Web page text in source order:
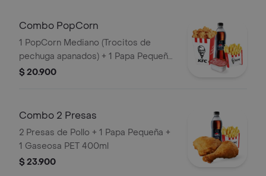
Combo PopCorn
1 PopCorn Mediano (Trocitos de
pechuga apanados) + 1 Papa Pequeña
+ 1 Gaseosa PET 400ml + 1 Blister de
$ 20.900
Combo 2 Presas
2 Presas de Pollo + 1 Papa Pequeña +
1 Gaseosa PET 400ml
$ 23.900